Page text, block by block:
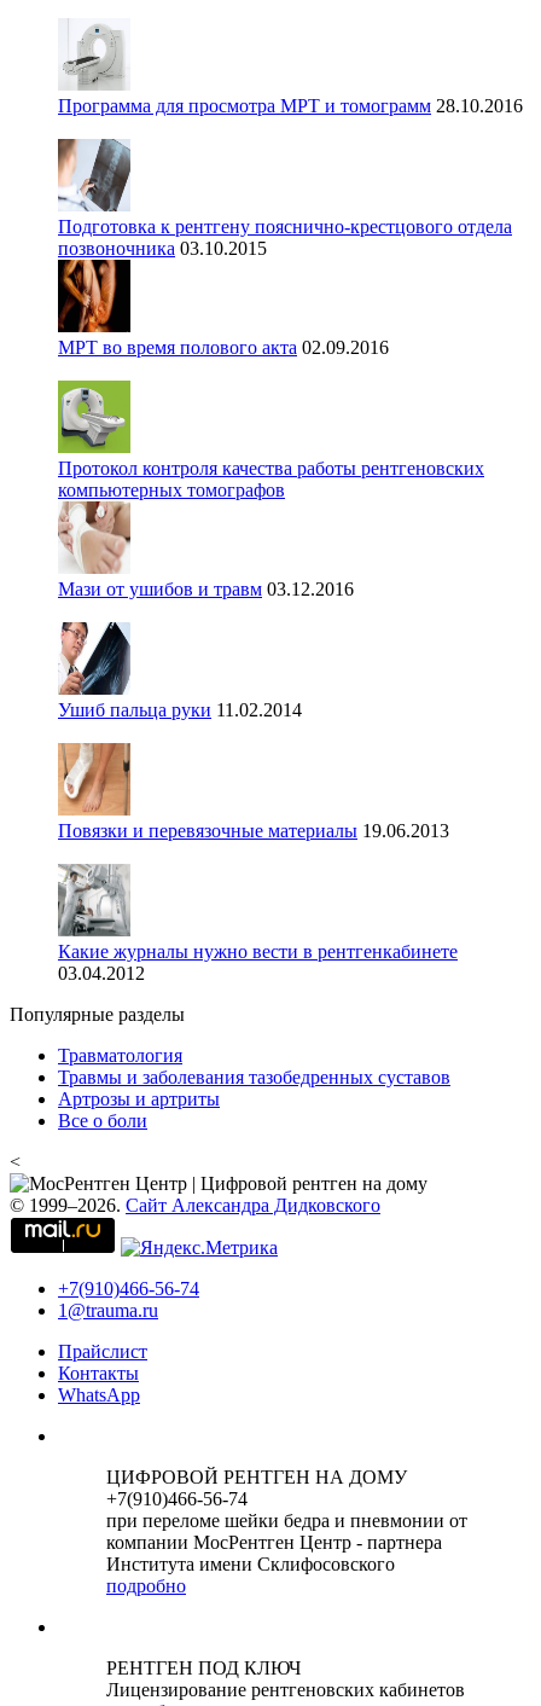
Программа для просмотра МРТ и томограмм 28.10.2016
Подготовка к рентгену пояснично-крестцового отдела
позвоночника 03.10.2015
МРТ во время полового акта 02.09.2016
Протокол контроля качества работы рентгеновских
компьютерных томографов
Мази от ушибов и травм 03.12.2016
Ушиб пальца руки 11.02.2014
Повязки и перевязочные материалы 19.06.2013
Какие журналы нужно вести в рентгенкабинете
03.04.2012
Популярные разделы
Травматология
Травмы и заболевания тазобедренных суставов
Артрозы и артриты
Все о боли
<
© 1999–2026. Сайт Александра Дидковского
+7(910)466-56-74
1@trauma.ru
Прайслист
Контакты
WhatsApp
ЦИФРОВОЙ РЕНТГЕН НА ДОМУ
+7(910)466-56-74
при переломе шейки бедра и пневмонии от
компании МосРентген Центр - партнера
Института имени Склифосовского
подробно
РЕНТГЕН ПОД КЛЮЧ
Лицензирование рентгеновских кабинетов